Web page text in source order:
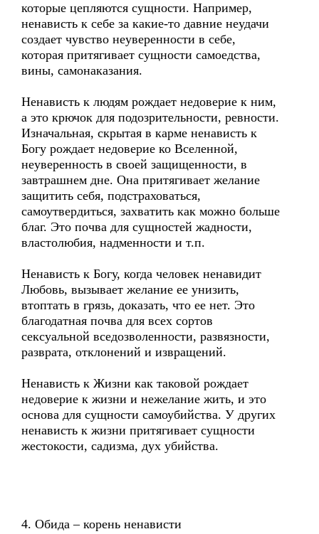
которые цепляются сущности. Например,
ненависть к себе за какие-то давние неудачи
создает чувство неуверенности в себе,
которая притягивает сущности самоедства,
вины, самонаказания.
Ненависть к людям рождает недоверие к ним,
а это крючок для подозрительности, ревности.
Изначальная, скрытая в карме ненависть к
Богу рождает недоверие ко Вселенной,
неуверенность в своей защищенности, в
завтрашнем дне. Она притягивает желание
защитить себя, подстраховаться,
самоутвердиться, захватить как можно больше
благ. Это почва для сущностей жадности,
властолюбия, надменности и т.п.
Ненависть к Богу, когда человек ненавидит
Любовь, вызывает желание ее унизить,
втоптать в грязь, доказать, что ее нет. Это
благодатная почва для всех сортов
сексуальной вседозволенности, развязности,
разврата, отклонений и извращений.
Ненависть к Жизни как таковой рождает
недоверие к жизни и нежелание жить, и это
основа для сущности самоубийства. У других
ненависть к жизни притягивает сущности
жестокости, садизма, дух убийства.
4. Обида – корень ненависти